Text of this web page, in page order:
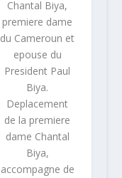
Chantal Biya,
premiere dame
du Cameroun et
epouse du
President Paul
Biya.
Deplacement
de la premiere
dame Chantal
Biya,
accompagne de